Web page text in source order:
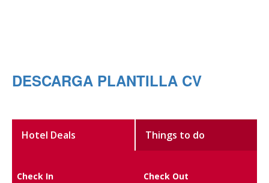
DESCARGA PLANTILLA CV
Hotel Deals Things to do
Check In Check Out